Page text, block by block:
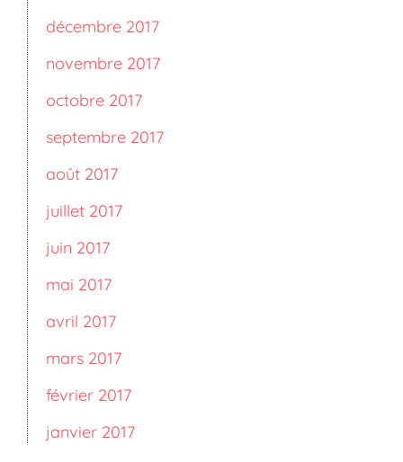
décembre 2017
novembre 2017
octobre 2017
septembre 2017
août 2017
juillet 2017
juin 2017
mai 2017
avril 2017
mars 2017
février 2017
janvier 2017